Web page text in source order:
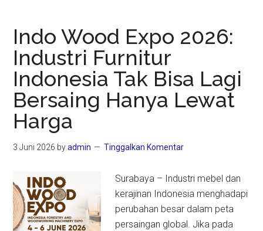
Membangun
Ekosistem,
Daya
Saing
dan
Indo Wood Expo 2026:
Industri Furnitur
Indonesia Tak Bisa Lagi
Bersaing Hanya Lewat
Harga
3 Juni 2026 byadmin Tinggalkan Komentar
Surabaya – Industri mebel dan
kerajinan Indonesia menghadapi
perubahan besar dalam peta
persaingan global. Jika pada